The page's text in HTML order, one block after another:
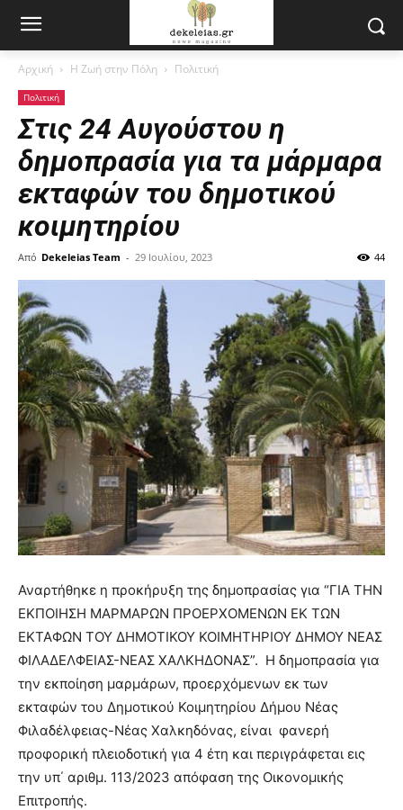
Αρχική Η Ζωή στην Πόλη Πολιτική
Πολιτική
Στις 24 Αυγούστου η
δημοπρασία για τα μάρμαρα
εκταφών του δημοτικού
κοιμητηρίου
Από Dekeleias Team - 29 Ιουλίου, 2023 44
Αναρτήθηκε η προκήρυξη της δημοπρασίας για “ΓΙΑ ΤΗΝ
ΕΚΠΟΙΗΣΗ ΜΑΡΜΑΡΩΝ ΠΡΟΕΡΧΟΜΕΝΩΝ ΕΚ ΤΩΝ
ΕΚΤΑΦΩΝ ΤΟΥ ΔΗΜΟΤΙΚΟΥ ΚΟΙΜΗΤΗΡΙΟΥ ΔΗΜΟΥ ΝΕΑΣ
ΦΙΛΑΔΕΛΦΕΙΑΣ-ΝΕΑΣ ΧΑΛΚΗΔΟΝΑΣ”. Η δημοπρασία για
την εκποίηση μαρμάρων, προερχόμενων εκ των
εκταφών του Δημοτικού Κοιμητηρίου Δήμου Νέας
Φιλαδέλφειας-Νέας Χαλκηδόνας, είναι φανερή
προφορική πλειοδοτική για 4 έτη και περιγράφεται εις
την υπ΄ αριθμ. 113/2023 απόφαση της Οικονομικής
Επιτροπής.